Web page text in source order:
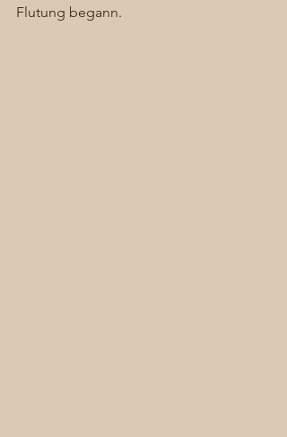
Flutung begann.